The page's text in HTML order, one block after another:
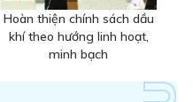
Hoàn thiện chính sách dầu
khí theo hướng linh hoạt,
minh bạch